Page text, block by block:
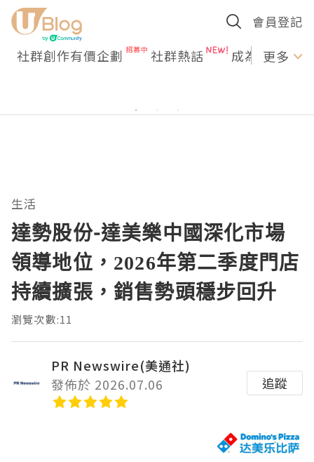
會員登記
社群創作有價企劃 社群熱話 成為U更多
生活
達勢股份-達美樂中國深化市場
領導地位，2026年第二季度門店
持續擴張，銷售勢頭穩步回升
瀏覽次數:11
PR Newswire(美通社)
發佈於 2026.07.06
追蹤